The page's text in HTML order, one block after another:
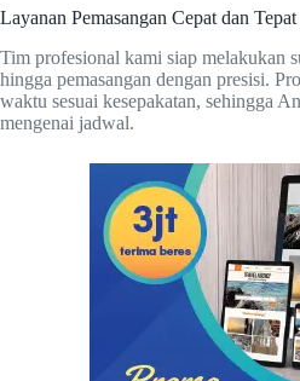
Layanan Pemasangan Cepat dan Tepat
Tim profesional kami siap melakukan
hingga pemasangan dengan presisi.
waktu sesuai kesepakatan, sehingga
mengenai jadwal.